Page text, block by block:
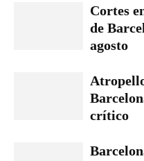
Cortes
de
agosto
crítico